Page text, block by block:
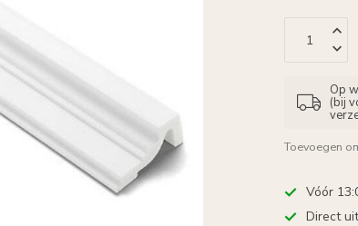
Op
(bij
Toevoegen
Vóór
Direct